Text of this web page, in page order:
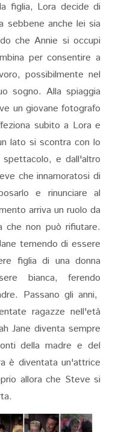
figlia, Lora decide di
sebbene anche lei sia
che Annie si occupi
per consentire a
possibilmente nel
sogno. Alla spiaggia
un giovane fotografo
subito a Lora e
lato si scontra con lo
e dall'altro
che innamoratosi di
e rinunciare al
arriva un ruolo da
che non può rifiutare.
temendo di essere
figlia di una donna
bianca, ferendo
Passano gli anni,
ragazze nell'età
Jane diventa sempre
della madre e del
è diventata un'attrice
allora che Steve si